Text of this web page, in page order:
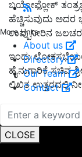
More Links
About us
Directory
Our Team
Contact
CLOSE
ಬಯೋಫ್ಲೋಕ್
ಹೆಚ್ಚಿಸುವುದು ಅದರ
ಉಪ್ಪುನೀರಿನ
ಇಂದು ಲೋಕಸಭೆಯಲ್ಲಿ
ಹೈನುಗಾರಿಕೆ ಸಚಿವ
ಲಿಖಿತ ಉತ್ತರದಲ್ಲಿ